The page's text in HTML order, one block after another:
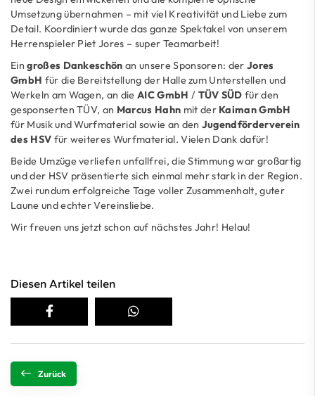
Umsetzung übernahmen – mit viel Kreativität und Liebe zum
Detail. Koordiniert wurde das ganze Spektakel von unserem
Herrenspieler Piet Jores – super Teamarbeit!
Eingroßes Dankeschön an unsere Sponsoren: derJores
GmbH für die Bereitstellung der Halle zum Unterstellen und
Werkeln am Wagen, an dieAIC GmbH / TÜV SÜD für den
gesponserten TÜV, an Marcus Hahn mit der Kaiman GmbH
für Musik und Wurfmaterial sowie an den Jugendförderverein
des HSV für weiteres Wurfmaterial. Vielen Dank dafür!
Beide Umzüge verliefen unfallfrei, die Stimmung war großartig
und der HSV präsentierte sich einmal mehr stark in der Region.
Zwei rundum erfolgreiche Tage voller Zusammenhalt, guter
Laune und echter Vereinsliebe.
Wir freuen uns jetzt schon auf nächstes Jahr! Helau!
Diesen Artikel teilen
Zurück